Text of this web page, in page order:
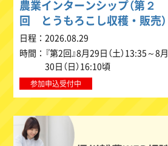
農業インターンシップ（第２
回 とうもろこし収穫・販売）
日程
2026.08.29
時間
『第2回』8月29日（土）13:35～8月
30日（日）16:10頃
参加申込受付中